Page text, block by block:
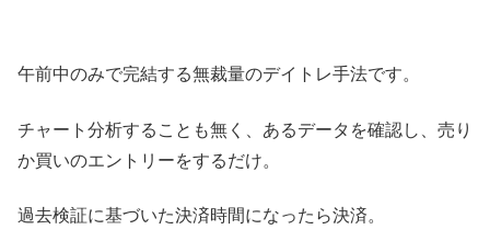
午前中のみで完結する無裁量のデイトレ手法です。
チャート分析することも無く、あるデータを確認し、売り
か買いのエントリーをするだけ。
過去検証に基づいた決済時間になったら決済。